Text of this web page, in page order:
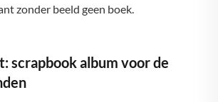
zonder beeld geen boek.
scrapbook album voor de